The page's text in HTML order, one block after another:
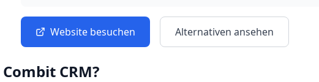
Website besuchen Alternativen ansehen
Combit CRM?